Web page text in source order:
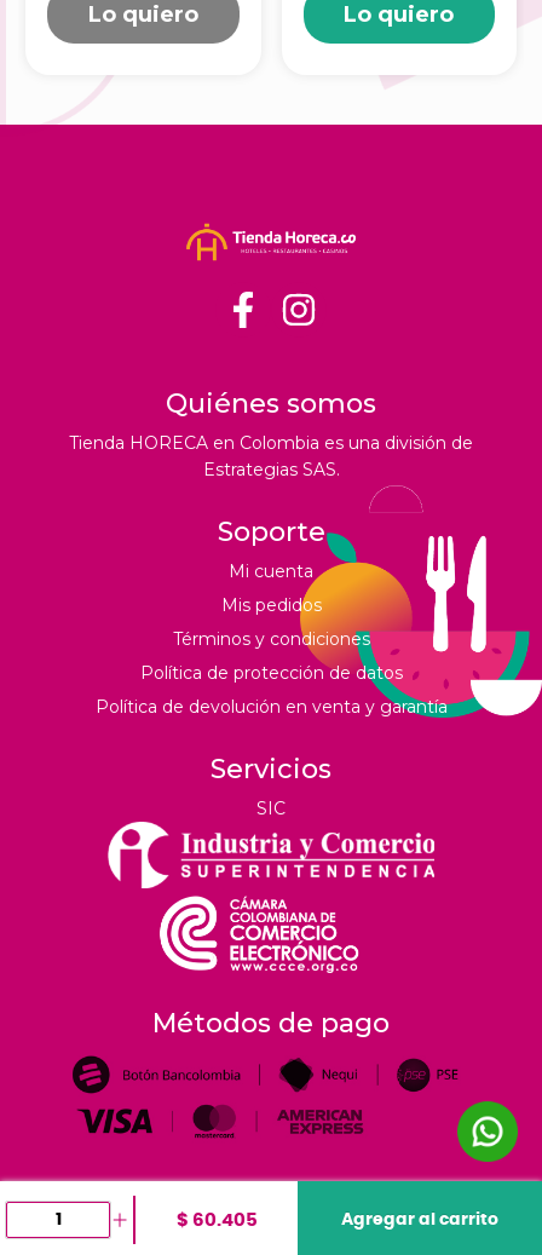
$ 60.405 Agregar al carrito
Lo quiero Lo quiero
Quiénes somos
Tienda HORECA en Colombia es una división de
Estrategias SAS.
Soporte
Mi cuenta
Mis pedidos
Términos y condiciones
Política de protección de datos
Política de devolución en venta y garantía
Servicios
SIC
Métodos de pago
2026 tiendahoreca.co | Todos los derechos reservados